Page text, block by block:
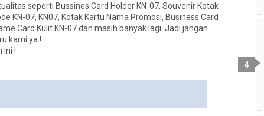
seperti Bussines Card Holder KN-07, Souvenir Kotak
KN-07, KN07, Kotak Kartu Nama Promosi, Business Card
Card Kulit KN-07 dan masih banyak lagi. Jadi jangan
kami ya !
ini !